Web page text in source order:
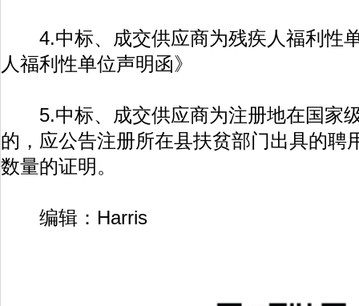
4.中标、成交供应商为残疾人福利性
人福利性单位声明函》
5.中标、成交供应商为注册地在国家
的，应公告注册所在县扶贫部门出具的聘
数量的证明。
编辑：Harris